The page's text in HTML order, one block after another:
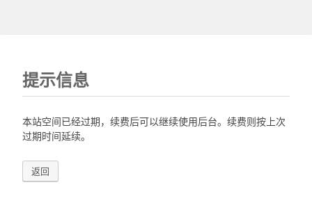
提示信息
本站空间已经过期，续费后可以继续使用后台。续费则按上次
过期时间延续。
返回